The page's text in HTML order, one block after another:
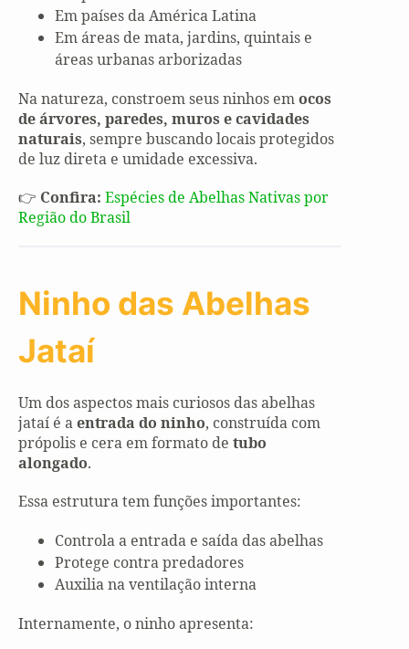
Em países da América Latina
Em áreas de mata, jardins, quintais e
áreas urbanas arborizadas
Na natureza, constroem seus ninhos emocos
de árvores, paredes, muros e cavidades
naturais, sempre buscando locais protegidos
de luz direta e umidade excessiva.
👉 Confira: Espécies de Abelhas Nativas por
Região do Brasil
Ninho das Abelhas
Jataí
Um dos aspectos mais curiosos das abelhas
jataí é aentrada do ninho, construída com
própolis e cera em formato de tubo
alongado.
Essa estrutura tem funções importantes:
Controla a entrada e saída das abelhas
Protege contra predadores
Auxilia na ventilação interna
Internamente, o ninho apresenta: